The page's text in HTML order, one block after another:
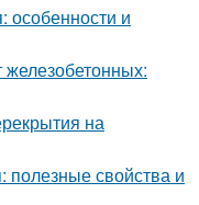
особенности и
железобетонных:
на
полезные свойства и